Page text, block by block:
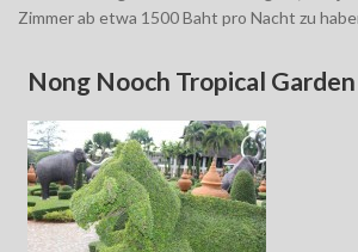
Zimmer ab etwa 1500 Baht pro Nacht zu
Nong Nooch Tropical Garden